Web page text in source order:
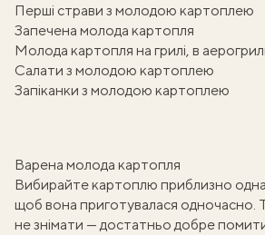
Перші страви з молодою картоплею
Запечена молода картопля
Молода картопля на грилі, в
Салати з молодою картоплею
Запіканки з молодою картоплею
Варена молода картопля
Вибирайте картоплю приблизно
щоб вона приготувалася одночасно.
не знімати — достатньо добре